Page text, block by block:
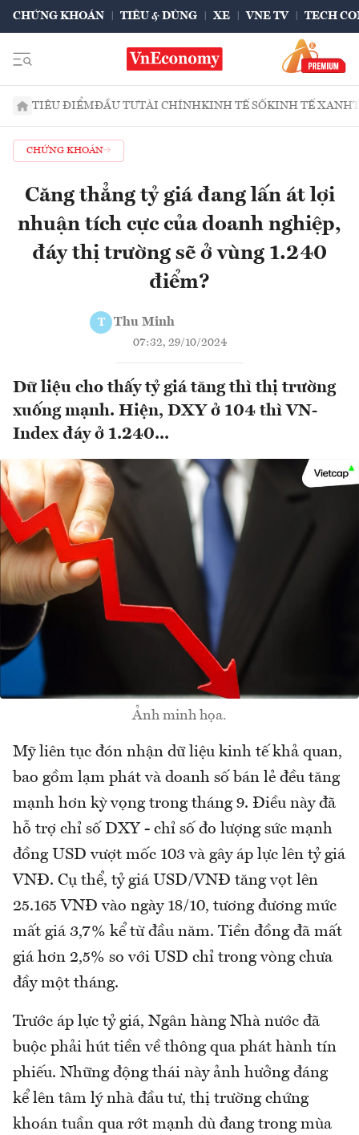
CHỨNG KHOÁN TIÊU & DÙNG XE VNE TV TECH
TIÊU ĐIỂMĐẦU TƯTÀI CHÍNHKINH TẾ SỐKINH TẾ XANH
CHỨNG KHOÁN
Căng thẳng tỷ giá đang lấn át lợi
nhuận tích cực của doanh nghiệp,
đáy thị trường sẽ ở vùng 1.240
điểm?
T Thu Minh
07:32, 29/10/2024
Dữ liệu cho thấy tỷ giá tăng thì thị trường
xuống mạnh. Hiện, DXY ở 104 thì VN-
Index đáy ở 1.240...
Ảnh minh họa.
Mỹ liên tục đón nhận dữ liệu kinh tế khả quan,
bao gồm lạm phát và doanh số bán lẻ đều tăng
mạnh hơn kỳ vọng trong tháng 9. Điều này đã
hỗ trợ chỉ số DXY - chỉ số đo lượng sức mạnh
đồng USD vượt mốc 103 và gây áp lực lên tỷ giá
VNĐ. Cụ thể, tỷ giá USD/VNĐ tăng vọt lên
25.165 VNĐ vào ngày 18/10, tương đương mức
mất giá 3,7% kể từ đầu năm. Tiền đồng đã mất
giá hơn 2,5% so với USD chỉ trong vòng chưa
đầy một tháng.
Trước áp lực tỷ giá, Ngân hàng Nhà nước đã
buộc phải hút tiền về thông qua phát hành tín
phiếu. Những động thái này ảnh hưởng đáng
kể lên tâm lý nhà đầu tư, thị trường chứng
khoán tuần qua rớt mạnh dù đang trong mùa